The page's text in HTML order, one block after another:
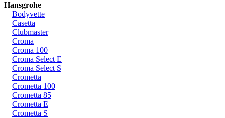
Hansgrohe
Bodyvette
Casetta
Clubmaster
Croma
Croma 100
Croma Select E
Croma Select S
Crometta
Crometta 100
Crometta 85
Crometta E
Crometta S